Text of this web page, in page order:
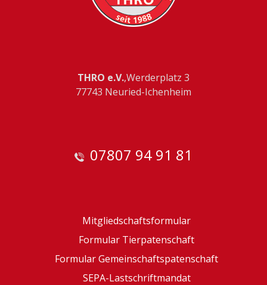
THRO e.V.,Werderplatz 3
77743 Neuried-Ichenheim
07807 94 91 81
Mitgliedschaftsformular
Formular Tierpatenschaft
Formular Gemeinschaftspatenschaft
SEPA-Lastschriftmandat